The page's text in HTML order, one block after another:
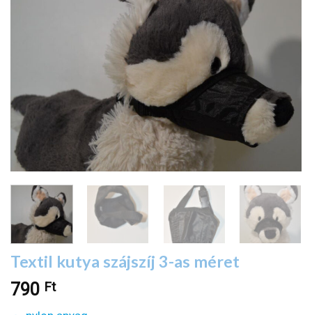
Textil kutya szájszíj 3-as méret
790 Ft